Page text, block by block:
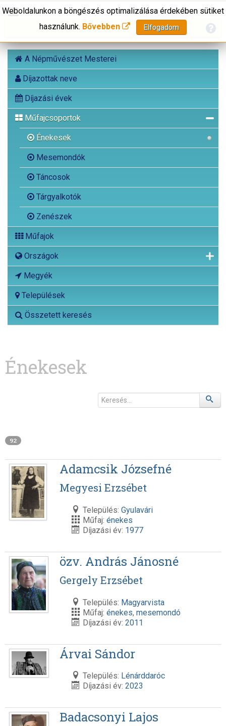
A Népművészet Mesterei
Díjazottak neve
Díjazási évek
Műfajcsoportok
Énekesek
Mesemondók
Táncosok
Tárgyalkotók
Zenészek
Műfajok
Országok
Megyék
Települések
Összetett keresés
Weboldalunkon a böngészés optimalizálása érdekében sütiket
használunk. Bővebben Elfogadom
Énekesek
92
Adamcsik Józsefné
Megyesi Erzsébet
Település: Gyulavári
Műfaj: énekes
Díjazási év: 1977
özv. András Jánosné
Gergely Erzsébet
Település: Magyarvista
Műfaj: énekes, mesemondó
Díjazási év: 2011
Árvai Sándor
Település: Lénárddaróc
Díjazási év: 2023
Badacsonyi Lajos